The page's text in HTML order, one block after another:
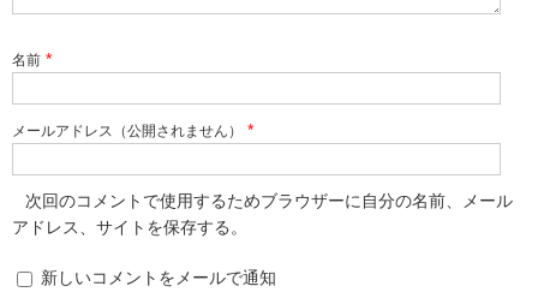
名前 *
メールアドレス（公開されません） *
次回のコメントで使用するためブラウザーに自分の名前、メール
アドレス、サイトを保存する。
新しいコメントをメールで通知